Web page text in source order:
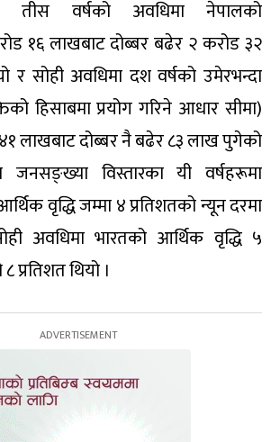
तीस वर्षको अवधिमा नेपालको
१६ लाखबाट दोब्बर बढेर २ करोड ३२
र सोही अवधिमा दश वर्षको उमेरभन्दा
हिसाबमा प्रयोग गरिने आधार सीमा)
लाखबाट दोब्बर नै बढेर ८३ लाख पुगेको
जनसङ्ख्या विस्तारका यी वर्षहरूमा
वृद्धि जम्मा ४ प्रतिशतको न्यून दरमा
अवधिमा भारतको आर्थिक वृद्धि ५
प्रतिशत थियो ।